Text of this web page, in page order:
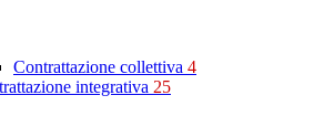
Contrattazione collettiva 4
integrativa 25